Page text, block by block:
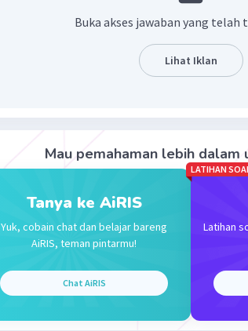
dengan hubungan antara individu dengan
kelompok dan individu dengan kelompok.
Balas
23 Desember 2023 07:44
interaksi sosial
Beri Rating 0.0(0)
Buka akses jawaban yang telah
Lihat Iklan
Mau pemahaman lebih dalam
Tanya ke AiRIS
Yuk, cobain chat dan belajar bareng
AiRIS, teman pintarmu!
Chat AiRIS
LATIHAN
Latihan